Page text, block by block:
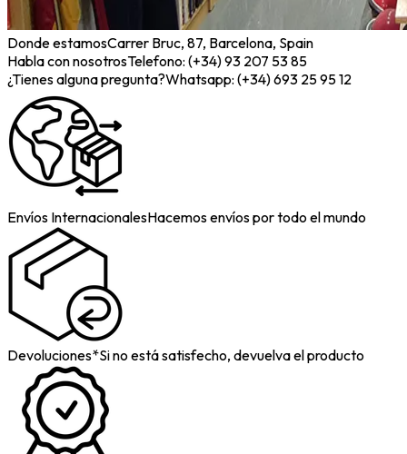
Donde estamosCarrer Bruc, 87, Barcelona, Spain
Habla con nosotrosTelefono: (+34) 93 207 53 85
¿Tienes alguna pregunta?Whatsapp: (+34) 693 25 95 12
Envíos InternacionalesHacemos envíos por todo el mundo
Devoluciones*Si no está satisfecho, devuelva el producto